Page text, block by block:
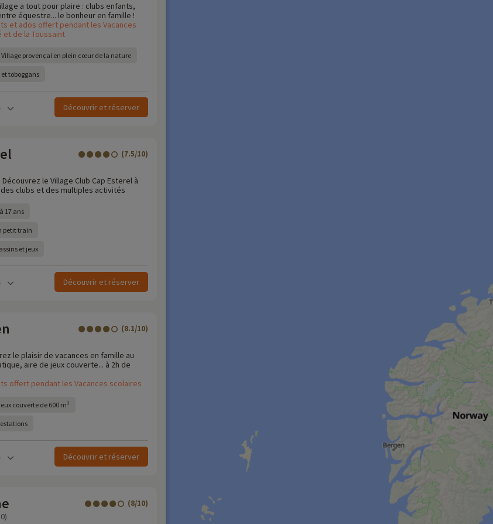
a tout pour plaire : clubs enfants,
équestre... le bonheur en famille !
et ados offert pendant les Vacances
de la Toussaint
Village provençal en plein cœur de la nature
toboggans
Découvrir et réserver
(7.5/10)
le Village Club Cap Esterel à
clubs et des multiples activités
17 ans
petit train
et jeux
Découvrir et réserver
(8.1/10)
le plaisir de vacances en famille au
aire de jeux couverte... à 2h de
offert pendant les Vacances scolaires
couverte de 600 m²
Découvrir et réserver
(8/10)